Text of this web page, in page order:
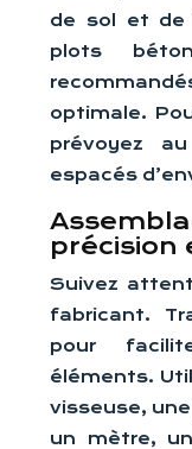
de sol et de
plots
optimale.
prévoyez
espacés
précision
Suivez
fabricant.
pour
éléments.
visseuse,
un mètre,